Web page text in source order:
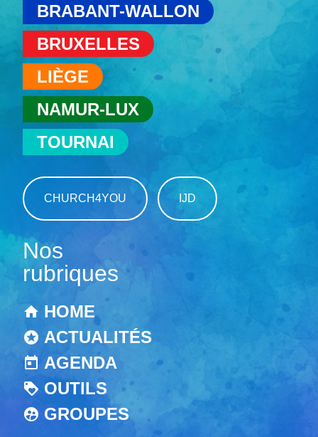
BRABANT-WALLON
BRUXELLES
LIÈGE
NAMUR-LUX
TOURNAI
CHURCH4YOU IJD
Nos
rubriques
HOME
ACTUALITÉS
AGENDA
OUTILS
GROUPES